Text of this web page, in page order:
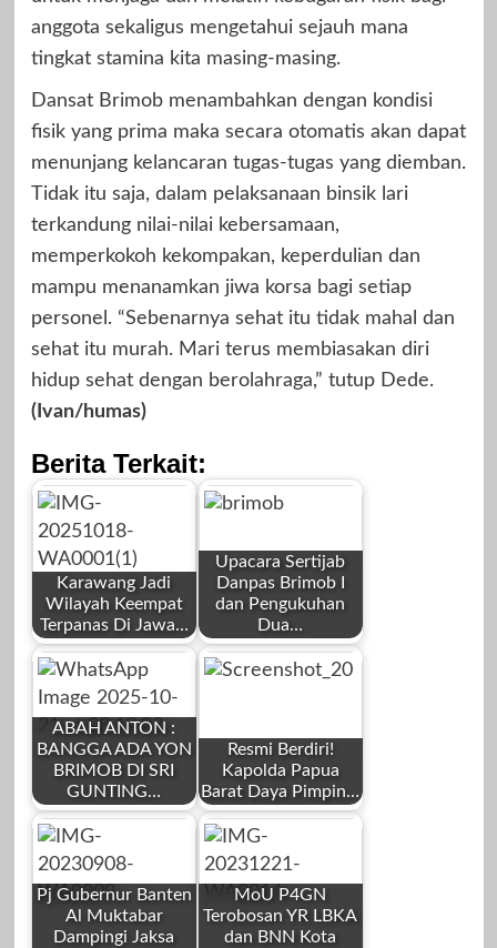
anggota sekaligus mengetahui sejauh mana
tingkat stamina kita masing-masing.
Dansat Brimob menambahkan dengan kondisi
fisik yang prima maka secara otomatis akan dapat
menunjang kelancaran tugas-tugas yang diemban.
Tidak itu saja, dalam pelaksanaan binsik lari
terkandung nilai-nilai kebersamaan,
memperkokoh kekompakan, keperdulian dan
mampu menanamkan jiwa korsa bagi setiap
personel. “Sebenarnya sehat itu tidak mahal dan
sehat itu murah. Mari terus membiasakan diri
hidup sehat dengan berolahraga,” tutup Dede.
(Ivan/humas)
Berita Terkait:
Karawang Jadi
Wilayah Keempat
Terpanas Di Jawa…
by
Mahardhika News
Oktober 18, 2025
Upacara Sertijab
Danpas Brimob I
dan Pengukuhan
Dua…
by
Mei 30, 2025
ABAH ANTON :
BANGGA ADA YON
BRIMOB DI SRI
GUNTING…
by
Redaksi
Resmi Berdiri!
Kapolda Papua
Barat Daya Pimpin…
by
Tantan Su
Pj Gubernur Banten
Al Muktabar
Dampingi Jaksa
MoU P4GN
Terobosan YR LBKA
dan BNN Kota